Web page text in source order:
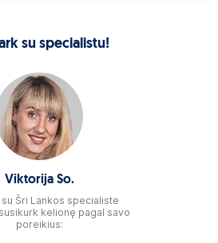
su specialistu!
Viktorija So.
Šri Lankos specialiste
kelionę pagal savo
poreikius: